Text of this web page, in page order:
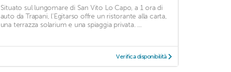
Situato sul lungomare di San Vito Lo Capo, a 1 ora di
auto da Trapani, l'Egitarso offre un ristorante alla carta,
una terrazza solarium e una spiaggia privata. ...
Verifica disponibilità